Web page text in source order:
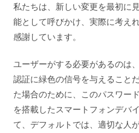
私たちは、新しい変更を最初に
能として呼びかけ、実際に考え
感謝しています。
ユーザーがする必要があるのは
認証に緑色の信号を与えること
た場合のために、このパスワー
を搭載したスマートフォンデバ
て、デフォルトでは、適切な人